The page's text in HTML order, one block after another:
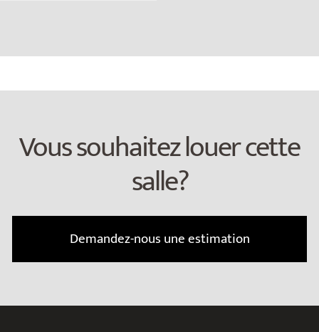
Vous souhaitez louer cette
salle?
Demandez-nous une estimation